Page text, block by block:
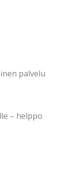
palvelu
– helppo